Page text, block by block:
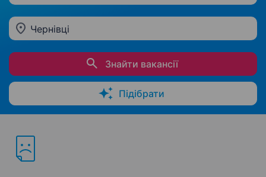
Чернівці
Знайти вакансії
Підібрати